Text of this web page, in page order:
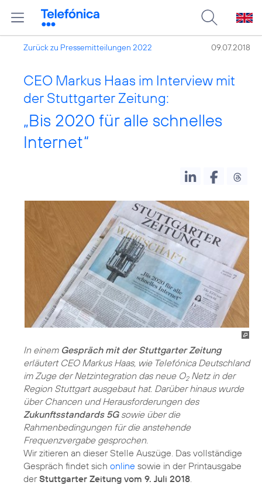
Zurück zu Pressemitteilungen 2022 09.07.2018
CEO Markus Haas im Interview mit
der Stuttgarter Zeitung:
„Bis 2020 für alle schnelles
Internet“
In einem Gespräch mit der Stuttgarter Zeitung
erläutert CEO Markus Haas, wie Telefónica Deutschland
im Zuge der Netzintegration das neue O2Netz in der
Region Stuttgart ausgebaut hat. Darüber hinaus wurde
über Chancen und Herausforderungen des
Zukunftsstandards 5Gsowie über die
Rahmenbedingungen für die anstehende
Frequenzvergabe gesprochen.
Wir zitieren an dieser Stelle Auszüge. Das vollständige
Gespräch findet sich online sowie in der Printausgabe
derStuttgarter Zeitung vom 9. Juli 2018